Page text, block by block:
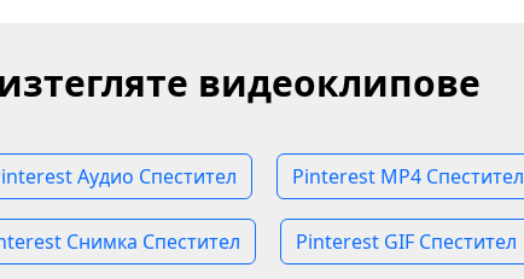
видеоклипове
Аудио Спестител Pinterest MP4 Спестител
Снимка Спестител Pinterest GIF Спестител